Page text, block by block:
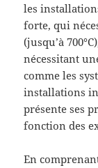
les
forte, qui
(jusqu’à
nécessitant
comme les
installations
présente ses
fonction des
En